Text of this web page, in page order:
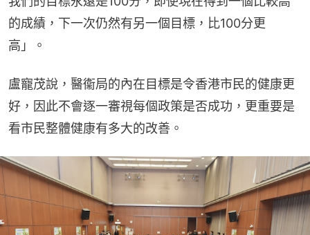
的成績，下一次仍然有另一個目標，比100分更
高」。
盧寵茂說，醫衞局的內在目標是令香港市民的健康更
好，因此不會逐一審視每個政策是否成功，更重要是
看市民整體健康有多大的改善。